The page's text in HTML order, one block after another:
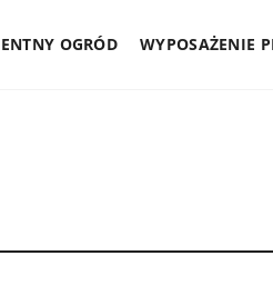
OGRÓD WYPOSAŻENIE